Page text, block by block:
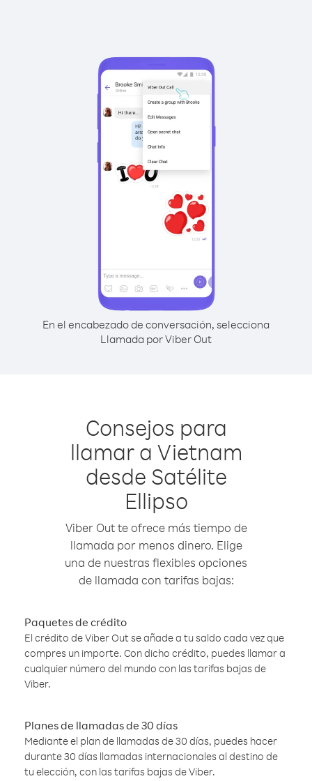
En el encabezado de conversación, selecciona
Llamada por Viber Out
Consejos para
llamar a Vietnam
desde Satélite
Ellipso
Viber Out te ofrece más tiempo de
llamada por menos dinero. Elige
una de nuestras flexibles opciones
de llamada con tarifas bajas:
Paquetes de crédito
El crédito de Viber Out se añade a tu saldo cada vez que
compres un importe. Con dicho crédito, puedes llamar a
cualquier número del mundo con las tarifas bajas de
Viber.
Planes de llamadas de 30 días
Mediante el plan de llamadas de 30 días, puedes hacer
durante 30 días llamadas internacionales al destino de
tu elección, con las tarifas bajas de Viber.